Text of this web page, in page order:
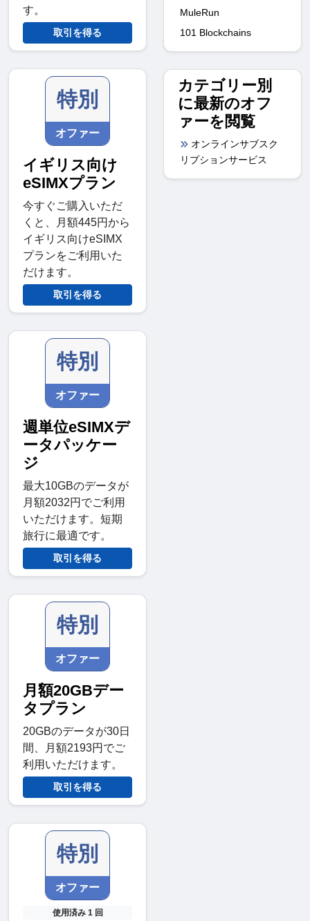
す。
取引を得る
特別
オファー
イギリス向け
eSIMXプラン
今すぐご購入いただ
くと、月額445円から
イギリス向けeSIMX
プランをご利用いた
だけます。
取引を得る
特別
オファー
週単位eSIMXデ
ータパッケー
ジ
最大10GBのデータが
月額2032円でご利用
いただけます。短期
旅行に最適です。
取引を得る
特別
オファー
月額20GBデー
タプラン
20GBのデータが30日
間、月額2193円でご
利用いただけます。
取引を得る
特別
オファー
使用済み 1 回
MuleRun
101 Blockchains
カテゴリー別
に最新のオフ
ァーを閲覧
オンラインサブスク
リプションサービス